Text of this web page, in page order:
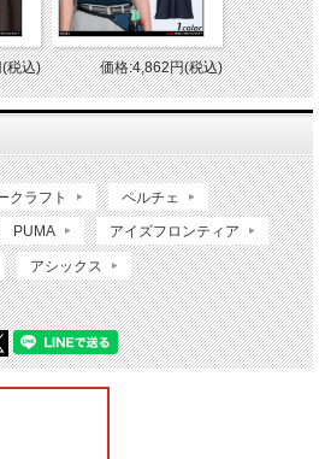
税込) 価格:4,862円(税込)
クラフト ペルチェ
PUMA アイズフロンティア
アシックス